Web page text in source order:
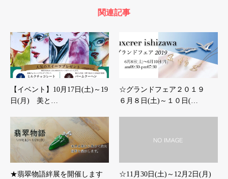
関連記事
【イベント】10月17日(土)～19
日(月) 美と…
☆グランドフェア２０１９
６月８日(土)～１０日(…
★翡翠物語絆展を開催します
☆11月30日(土)～12月2日(月)